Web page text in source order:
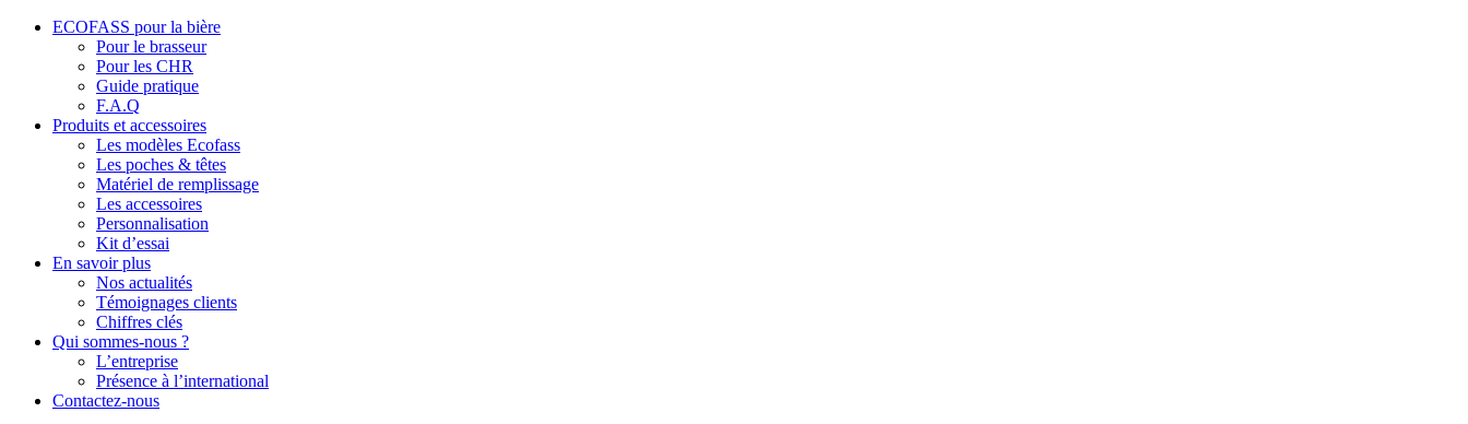
ECOFASS pour la bière
Pour le brasseur
Pour les CHR
Guide pratique
F.A.Q
Produits et accessoires
Les modèles Ecofass
Les poches & têtes
Matériel de remplissage
Les accessoires
Personnalisation
Kit d’essai
En savoir plus
Nos actualités
Témoignages clients
Chiffres clés
Qui sommes-nous ?
L’entreprise
Présence à l’international
Contactez-nous